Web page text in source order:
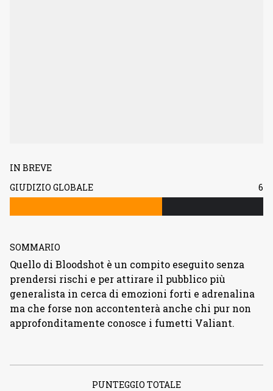
IN BREVE
GIUDIZIO GLOBALE
6
SOMMARIO
Quello di Bloodshot è un compito eseguito senza
prendersi rischi e per attirare il pubblico più
generalista in cerca di emozioni forti e adrenalina
ma che forse non accontenterà anche chi pur non
approfonditamente conosce i fumetti Valiant.
PUNTEGGIO TOTALE